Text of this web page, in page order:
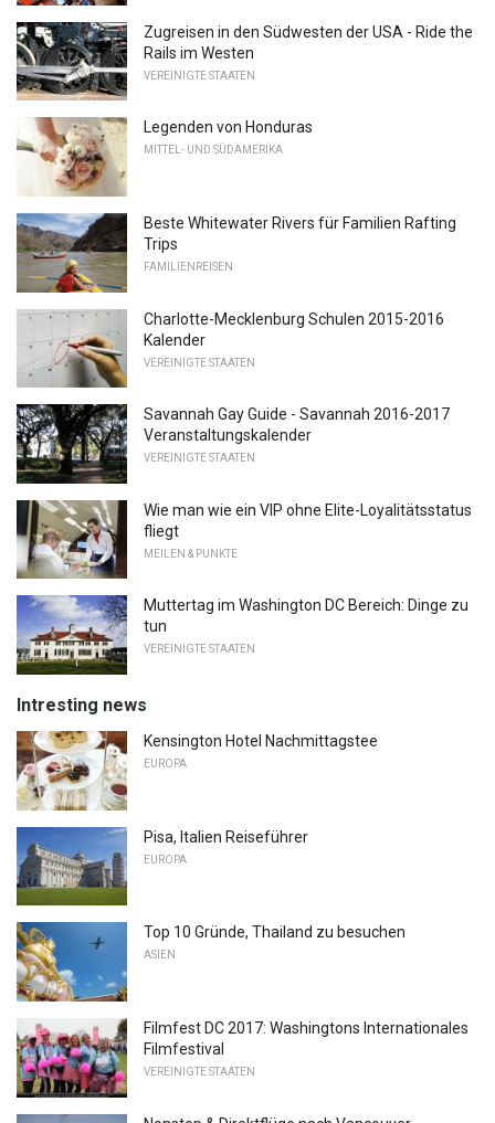
Zugreisen in den Südwesten der USA - Ride the
Rails im Westen
VEREINIGTE STAATEN
Legenden von Honduras
MITTEL- UND SÜDAMERIKA
Beste Whitewater Rivers für Familien Rafting
Trips
FAMILIENREISEN
Charlotte-Mecklenburg Schulen 2015-2016
Kalender
VEREINIGTE STAATEN
Savannah Gay Guide - Savannah 2016-2017
Veranstaltungskalender
VEREINIGTE STAATEN
Wie man wie ein VIP ohne Elite-Loyalitätsstatus
fliegt
MEILEN & PUNKTE
Muttertag im Washington DC Bereich: Dinge zu
tun
VEREINIGTE STAATEN
Intresting news
Kensington Hotel Nachmittagstee
EUROPA
Pisa, Italien Reiseführer
EUROPA
Top 10 Gründe, Thailand zu besuchen
ASIEN
Filmfest DC 2017: Washingtons Internationales
Filmfestival
VEREINIGTE STAATEN